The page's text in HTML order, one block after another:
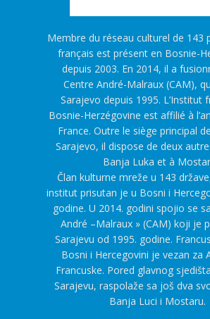
Membre du réseau culturel de 143
français est présent en Bosnie-
depuis 2003. En 2014, il a
Centre André-Malraux (CAM),
Sarajevo depuis 1995. L’Institut
Bosnie-Herzégovine est affilié à
France. Outre le siège principal
Sarajevo, il dispose de deux
Banja Luka et à
Član kulturne mreže u 143
institut prisutan je u Bosni i
godine. U 2014. godini spojio se
André –Malraux » (CAM) koji je
Sarajevu od 1995. godine.
Bosni i Hercegovini je vezan za
Francuske. Pored glavnog
Sarajevu, raspolaže sa još dva
Banja Luci i Mostaru.